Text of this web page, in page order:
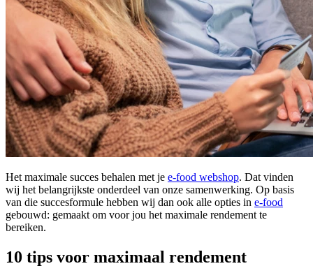
Het maximale succes behalen met je e-food webshop. Dat vinden
wij het belangrijkste onderdeel van onze samenwerking. Op basis
van die succesformule hebben wij dan ook alle opties in e-food
gebouwd: gemaakt om voor jou het maximale rendement te
bereiken.
10 tips voor maximaal rendement